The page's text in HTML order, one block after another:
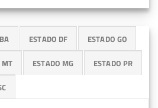
ESTADO DF ESTADO GO
MT ESTADO MG ESTADO PR